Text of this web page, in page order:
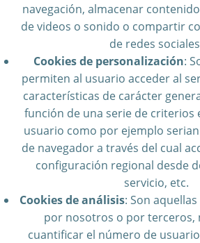
navegación, almacenar
de videos o sonido o compartir
de redes
Cookies de personalización:
permiten al usuario acceder al
características de carácter
función de una serie de criterios
usuario como por ejemplo
de navegador a través del cual
configuración regional desde
servicio, etc.
Cookies de análisis: Son
por nosotros o por terceros,
cuantificar el número de